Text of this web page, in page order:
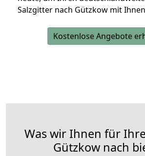
Salzgitter nach Gützkow mit
Kostenlose Angebote
Was wir Ihnen für
Gützkow nach